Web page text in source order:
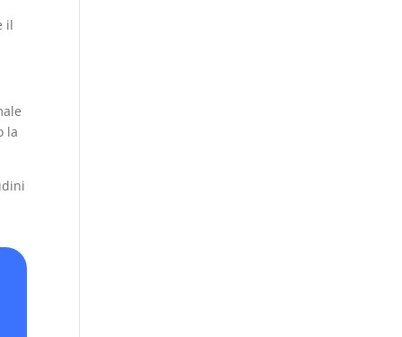
il
la